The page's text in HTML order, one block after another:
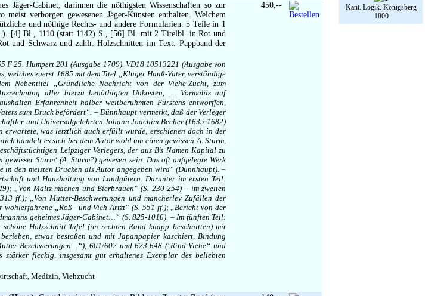
Kant. Logik. Königsberg
1800
Jäger-Cabinet, darinnen die nöthigsten Wissenschaften so zur
meist verborgen gewesenen Jäger-Künsten enthalten. Welchem
und nöthige Rechts- und andere Formularien. 5 Teile in 1
[4] Bl., 1110 (statt 1142) S., [56] Bl. mit 2 Titelbl. in Rot und
und Schwarz und zahlr. Holzschnitten im Text. Pappband der
F 25. Humpert 201 (Ausgabe 1709). VD18 10513221 (Ausgabe von
welches zuerst 1685 mit dem Titel „Kluger Hauß-Vater, verständige
Nebentitel „Gründliche Nachricht von der Viehe-Zucht, zum
aller hierzu benöthigten Unkosten, … Vormahls auf
Erfahrenheit halber weltberuhmten Fürstens entworffen,
zum Druck befördert“. – Dünnhaupt vermerkt, daß der Verleger
und Universalgelehrten Johann Joachim Becher (1635-1682)
erwartete, was letztlich auch erfüllt wurde, erschienen doch in der
handelt es sich bei dem Autor wohl um einen gewissen A. Sturm,
Leipziger Verlegers, der aus B’s Namen Kapital zu
Sturm‘ (A. Sturm?) gewesen sein. Das oft aufgelegte Werk
den meisten Drucken als Autor angegeben wird“ (Dünnhaupt). –
und Haushaltung von Landgütern. Darunter im ersten Teil:
„Von Maltz-machen und Bierbrauen“ (S. 230-254) – im zweiten
ff.); „Von Mutter-Beschwerungen und mancherley Zufällen der
„Roß– und Vieh-Artzt“ (S. 551 ff.); „Bericht von der
geheimes Jäger-Cabinet…“ (S. 825-1016). – Im fünften Teil:
Holzschnitt-Tafel (im rechten Rand knapp beschnitten) mit
etwas bestoßen und mit Japanpapier kaschiert, Bindung
Beschwerungen…“), 601/602 und 623-648 (″Rind-Viehe“ und
fleckig, insgesamt gut erhaltenes Exemplar des beliebten
Medizin, Viehzucht
450,--